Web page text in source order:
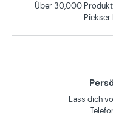
Über 30,000
Piekser
Lass dich